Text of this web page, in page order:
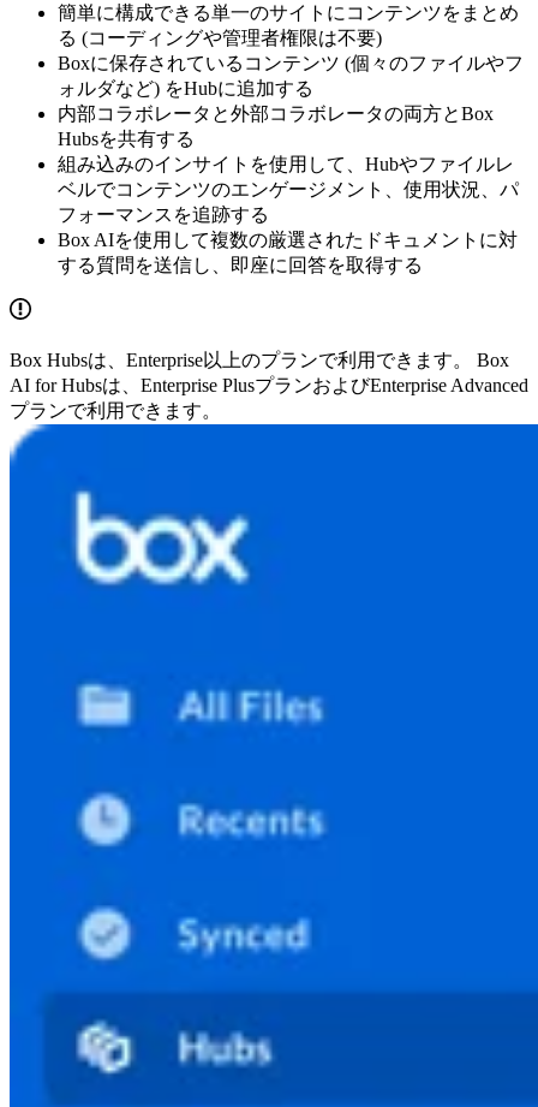
簡単に構成できる単一のサイトにコンテンツをまとめ
る (コーディングや管理者権限は不要)
Boxに保存されているコンテンツ (個々のファイルやフ
ォルダなど) をHubに追加する
内部コラボレータと外部コラボレータの両方とBox
Hubsを共有する
組み込みのインサイトを使用して、Hubやファイルレ
ベルでコンテンツのエンゲージメント、使用状況、パ
フォーマンスを追跡する
Box AIを使用して複数の厳選されたドキュメントに対
する質問を送信し、即座に回答を取得する
Box Hubsは、Enterprise以上のプランで利用できます。 Box
AI for Hubsは、Enterprise PlusプランおよびEnterprise Advanced
プランで利用できます。